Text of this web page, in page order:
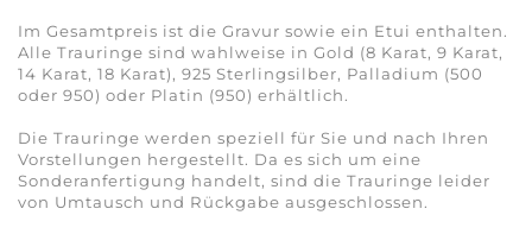
Im Gesamtpreis ist die Gravur sowie ein Etui enthalten.
Alle Trauringe sind wahlweise in Gold (8 Karat, 9 Karat,
14 Karat, 18 Karat), 925 Sterlingsilber, Palladium (500
oder 950) oder Platin (950) erhältlich.
Die Trauringe werden speziell für Sie und nach Ihren
Vorstellungen hergestellt. Da es sich um eine
Sonderanfertigung handelt, sind die Trauringe leider
von Umtausch und Rückgabe ausgeschlossen.